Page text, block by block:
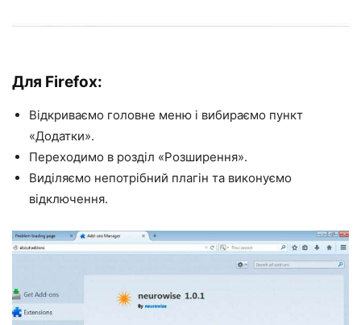
Для Firefox:
Відкриваємо головне меню і вибираємо пункт
«Додатки».
Переходимо в розділ «Розширення».
Виділяємо непотрібний плагін та виконуємо
відключення.